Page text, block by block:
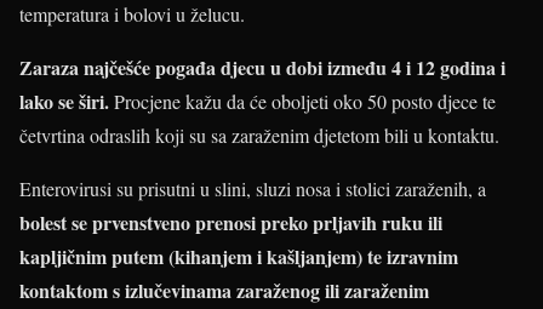
temperatura i bolovi u želucu.
Zaraza najčešće pogađa djecu u dobi između 4 i 12 godina i
lako se širi.Procjene kažu da će oboljeti oko 50 posto djece te
četvrtina odraslih koji su sa zaraženim djetetom bili u kontaktu.
Enterovirusi su prisutni u slini, sluzi nosa i stolici zaraženih, a
bolest se prvenstveno prenosi preko prljavih ruku ili
kapljičnim putem (kihanjem i kašljanjem) te izravnim
kontaktom s izlučevinama zaraženog ili zaraženim